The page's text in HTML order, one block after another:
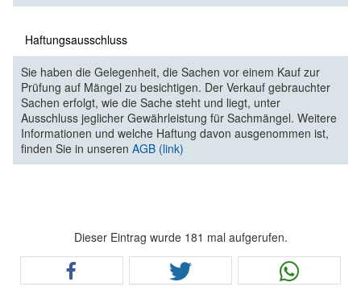
Haftungsausschluss
Sie haben die Gelegenheit, die Sachen vor einem Kauf zur
Prüfung auf Mängel zu besichtigen. Der Verkauf gebrauchter
Sachen erfolgt, wie die Sache steht und liegt, unter
Ausschluss jeglicher Gewährleistung für Sachmängel. Weitere
Informationen und welche Haftung davon ausgenommen ist,
finden Sie in unseren AGB (link)
Dieser Eintrag wurde 181 mal aufgerufen.